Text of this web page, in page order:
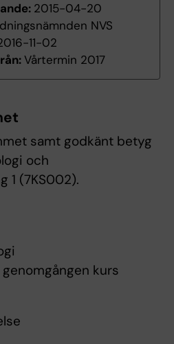
2015-04-20
NVS
11-02
Vårtermin 2017
samt godkänt betyg
och
1 (7KS002).
kurs